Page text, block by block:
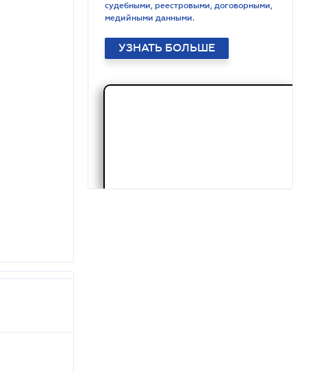
судебными, реестровыми, договорными,
медийными данными.
УЗНАТЬ БОЛЬШЕ